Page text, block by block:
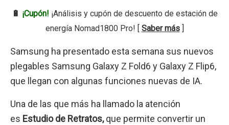
🔋 ¡Cupón! ¡Análisis y cupón de descuento de estación de
energía Nomad1800 Pro! [ Saber más]
Samsung ha presentado esta semana sus nuevos
plegables Samsung Galaxy Z Fold6 y Galaxy Z Flip6,
que llegan con algunas funciones nuevas de IA.
Una de las que más ha llamado la atención
es Estudio de Retratos,que permite convertir un